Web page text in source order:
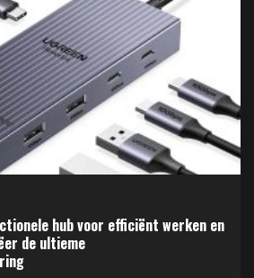
hub voor efficiënt werken en
de ultieme